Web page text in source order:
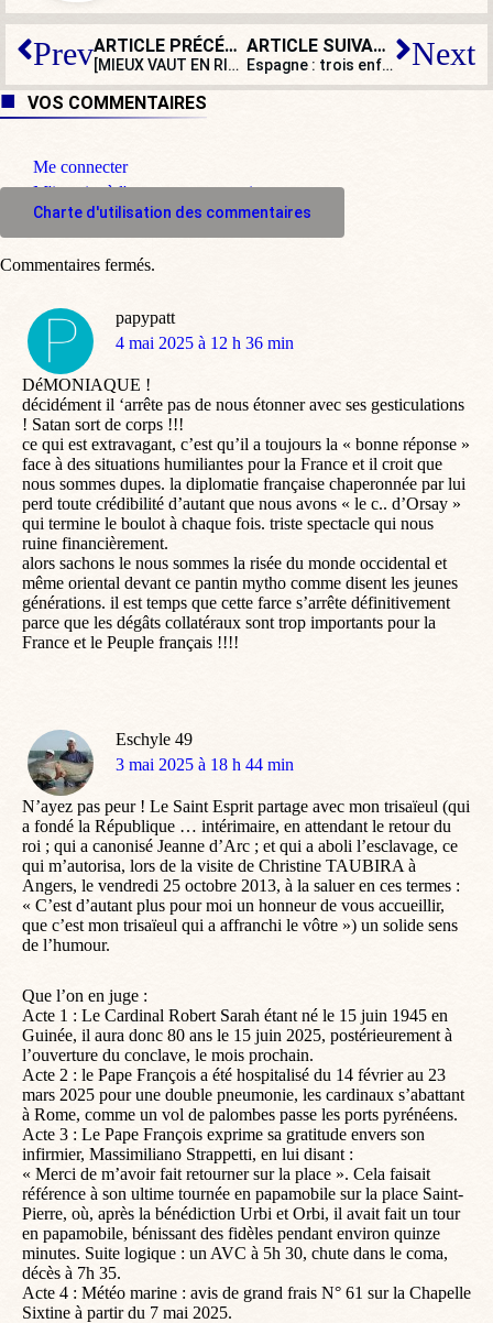
Prev ARTICLE PRÉCÉDENT
[MIEUX VAUT EN RIRE] Jean-Luc Mélenchon aux Oscars du meilleur acteur
ARTICLE SUIVANT
Espagne : trois enfants cloîtrés. Bienvenue dans la « maison de l’horreur » Next
VOS COMMENTAIRES
Me connecter
M'inscrire à l'espace commentaire
Charte d'utilisation des commentaires
papypatt
dit
4 mai 2025 à 12 h 36 min
DéMONIAQUE !
décidément il ‘arrête pas de nous étonner avec ses gesticulations
! Satan sort de corps !!!
ce qui est extravagant, c’est qu’il a toujours la « bonne réponse »
face à des situations humiliantes pour la France et il croit que
nous sommes dupes. la diplomatie française chaperonnée par lui
perd toute crédibilité d’autant que nous avons « le c.. d’Orsay »
qui termine le boulot à chaque fois. triste spectacle qui nous
ruine financièrement.
alors sachons le nous sommes la risée du monde occidental et
même oriental devant ce pantin mytho comme disent les jeunes
générations. il est temps que cette farce s’arrête définitivement
parce que les dégâts collatéraux sont trop importants pour la
France et le Peuple français !!!!
Eschyle 49
dit
3 mai 2025 à 18 h 44 min
N’ayez pas peur ! Le Saint Esprit partage avec mon trisaïeul (qui
a fondé la République … intérimaire, en attendant le retour du
roi ; qui a canonisé Jeanne d’Arc ; et qui a aboli l’esclavage, ce
qui m’autorisa, lors de la visite de Christine TAUBIRA à
Angers, le vendredi 25 octobre 2013, à la saluer en ces termes :
« C’est d’autant plus pour moi un honneur de vous accueillir,
que c’est mon trisaïeul qui a affranchi le vôtre ») un solide sens
de l’humour.
Que l’on en juge :
Acte 1 : Le Cardinal Robert Sarah étant né le 15 juin 1945 en
Guinée, il aura donc 80 ans le 15 juin 2025, postérieurement à
l’ouverture du conclave, le mois prochain.
Acte 2 : le Pape François a été hospitalisé du 14 février au 23
mars 2025 pour une double pneumonie, les cardinaux s’abattant
à Rome, comme un vol de palombes passe les ports pyrénéens.
Acte 3 : Le Pape François exprime sa gratitude envers son
infirmier, Massimiliano Strappetti, en lui disant :
« Merci de m’avoir fait retourner sur la place ». Cela faisait
référence à son ultime tournée en papamobile sur la place Saint-
Pierre, où, après la bénédiction Urbi et Orbi, il avait fait un tour
en papamobile, bénissant des fidèles pendant environ quinze
minutes. Suite logique : un AVC à 5h 30, chute dans le coma,
décès à 7h 35.
Acte 4 : Météo marine : avis de grand frais N° 61 sur la Chapelle
Sixtine à partir du 7 mai 2025.
Commentaires fermés.